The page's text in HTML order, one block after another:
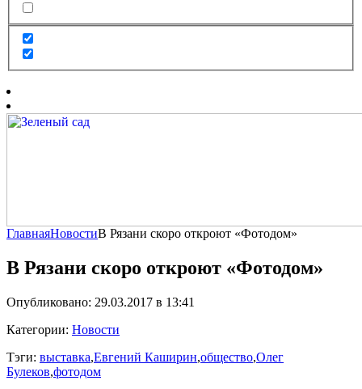
ГлавнаяНовостиВ Рязани скоро откроют «Фотодом»
В Рязани скоро откроют «Фотодом»
Опубликовано: 29.03.2017 в 13:41
Категории: Новости
Тэги: выставка,Евгений Каширин,общество,Олег
Булеков,фотодом